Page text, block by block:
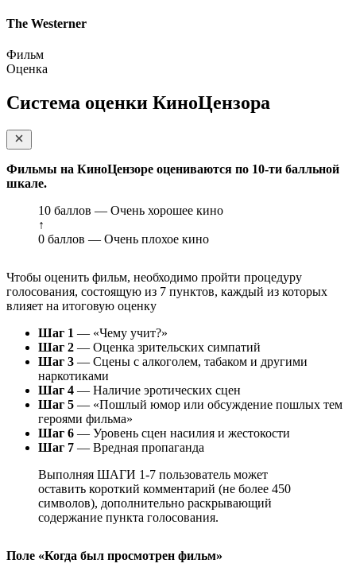
The Westerner
Фильм
Оценка
Система оценки КиноЦензора
Фильмы на КиноЦензоре оцениваются по 10-ти балльной
шкале.
10 баллов — Очень хорошее кино
↑
0 баллов — Очень плохое кино
Чтобы оценить фильм, необходимо пройти процедуру
голосования, состоящую из 7 пунктов, каждый из которых
влияет на итоговую оценку
Шаг 1 — «Чему учит?»
Шаг 2 — Оценка зрительских симпатий
Шаг 3 — Сцены с алкоголем, табаком и другими
наркотиками
Шаг 4 — Наличие эротических сцен
Шаг 5 — «Пошлый юмор или обсуждение пошлых тем
героями фильма»
Шаг 6 — Уровень сцен насилия и жестокости
Шаг 7 — Вредная пропаганда
Выполняя ШАГИ 1-7 пользователь может
оставить короткий комментарий (не более 450
символов), дополнительно раскрывающий
содержание пункта голосования.
Поле «Когда был просмотрен фильм»